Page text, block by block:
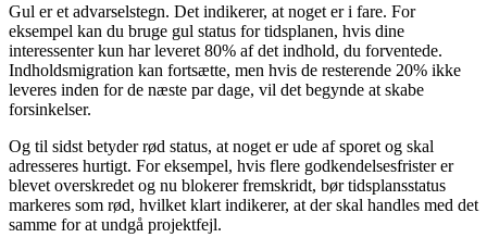
Gul er et advarselstegn. Det indikerer, at noget er i fare. For
eksempel kan du bruge gul status for tidsplanen, hvis dine
interessenter kun har leveret 80% af det indhold, du forventede.
Indholdsmigration kan fortsætte, men hvis de resterende 20% ikke
leveres inden for de næste par dage, vil det begynde at skabe
forsinkelser.
Og til sidst betyder rød status, at noget er ude af sporet og skal
adresseres hurtigt. For eksempel, hvis flere godkendelsesfrister er
blevet overskredet og nu blokerer fremskridt, bør tidsplansstatus
markeres som rød, hvilket klart indikerer, at der skal handles med det
samme for at undgå projektfejl.